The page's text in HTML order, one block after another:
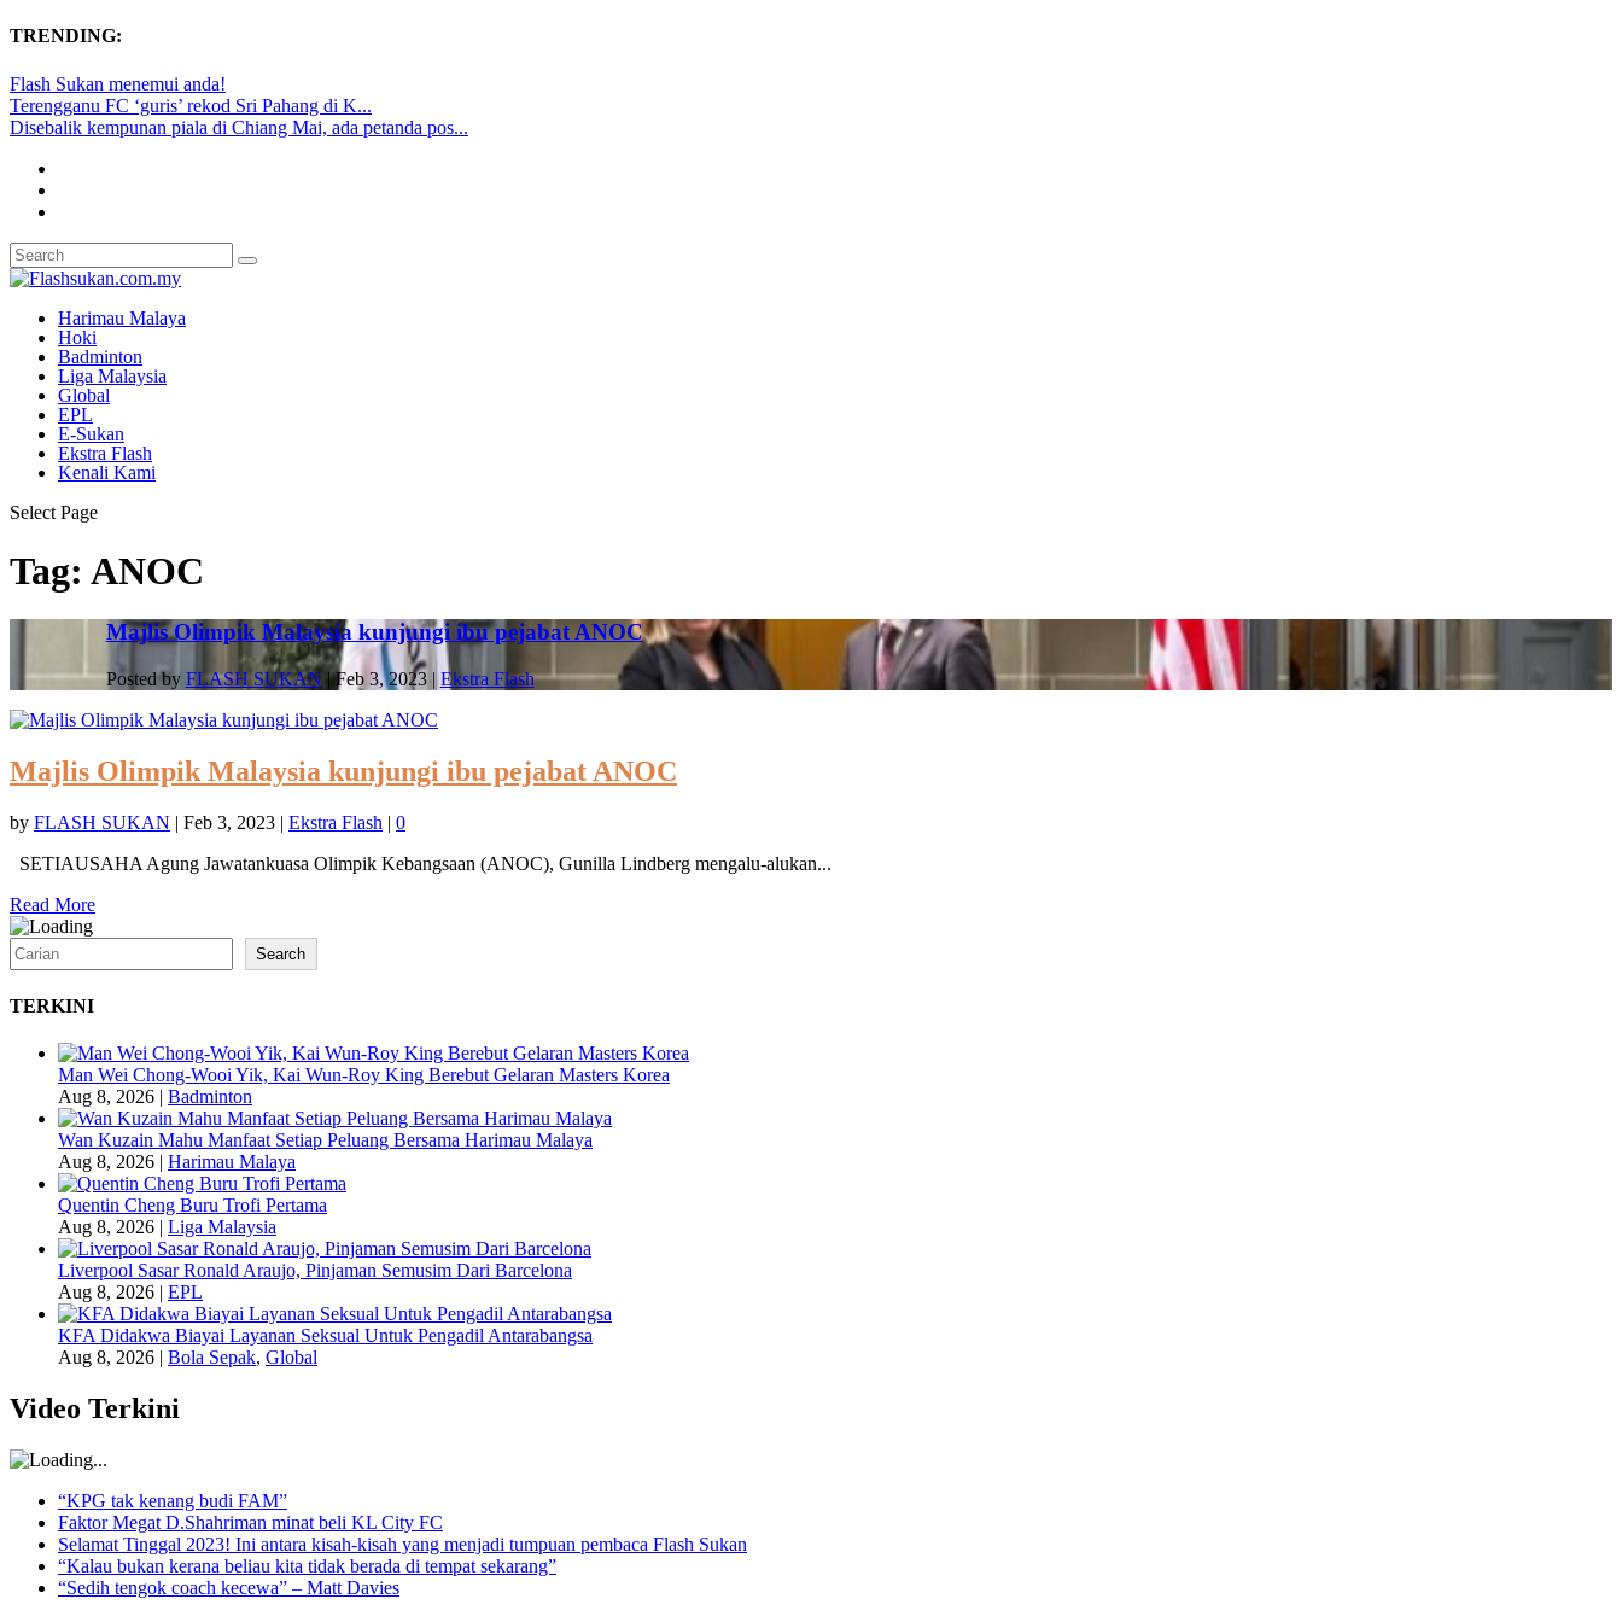
TRENDING:
Flash Sukan menemui anda!
Terengganu FC ‘guris’ rekod Sri Pahang di K...
Disebalik kempunan piala di Chiang Mai, ada petanda pos...
Harimau Malaya
Hoki
Badminton
Liga Malaysia
Global
EPL
E-Sukan
Ekstra Flash
Kenali Kami
Select Page
Tag: ANOC
Majlis Olimpik Malaysia kunjungi ibu pejabat ANOC
Posted by FLASH SUKAN |Feb 3, 2023| Ekstra Flash
Majlis Olimpik Malaysia kunjungi ibu pejabat ANOC
by FLASH SUKAN | Feb 3, 2023 | Ekstra Flash | 0
SETIAUSAHA Agung Jawatankuasa Olimpik Kebangsaan (ANOC), Gunilla Lindberg mengalu-alukan...
Read More
Search Search
TERKINI
Man Wei Chong-Wooi Yik, Kai Wun-Roy King Berebut Gelaran Masters Korea
Aug 8, 2026
Badminton
Wan Kuzain Mahu Manfaat Setiap Peluang Bersama Harimau Malaya
Aug 8, 2026
Harimau Malaya
Quentin Cheng Buru Trofi Pertama
Aug 8, 2026
Liga Malaysia
Liverpool Sasar Ronald Araujo, Pinjaman Semusim Dari Barcelona
Aug 8, 2026
EPL
KFA Didakwa Biayai Layanan Seksual Untuk Pengadil Antarabangsa
Aug 8, 2026
Bola Sepak, Global
Video Terkini
“KPG tak kenang budi FAM”
Faktor Megat D.Shahriman minat beli KL City FC
Selamat Tinggal 2023! Ini antara kisah-kisah yang menjadi tumpuan pembaca Flash Sukan
“Kalau bukan kerana beliau kita tidak berada di tempat sekarang”
“Sedih tengok coach kecewa” – Matt Davies